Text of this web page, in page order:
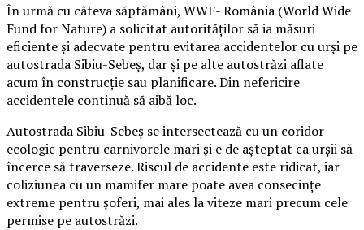
În urmă cu câteva săptămâni, WWF- România (World Wide
Fund for Nature) a solicitat autorităţilor să ia măsuri
eficiente şi adecvate pentru evitarea accidentelor cu urşi pe
autostrada Sibiu-Sebeş, dar şi pe alte autostrăzi aflate
acum în construcţie sau planificare. Din nefericire
accidentele continuă să aibă loc.
Autostrada Sibiu-Sebeş se intersectează cu un coridor
ecologic pentru carnivorele mari şi e de aşteptat ca urşii să
încerce să traverseze.Riscul de accidente este ridicat, iar
coliziunea cu un mamifer mare poate avea consecinţe
extreme pentru şoferi, mai ales la viteze mari precum cele
permise pe autostrăzi.